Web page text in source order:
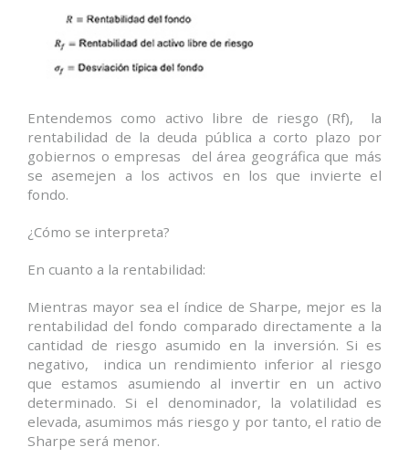
Entendemos como activo libre de riesgo (Rf), la
rentabilidad de la deuda pública a corto plazo por
gobiernos o empresas del área geográfica que más
se asemejen a los activos en los que invierte el
fondo.
¿Cómo se interpreta?
En cuanto a la rentabilidad:
Mientras mayor sea el índice de Sharpe, mejor es la
rentabilidad del fondo comparado directamente a la
cantidad de riesgo asumido en la inversión. Si es
negativo, indica un rendimiento inferior al riesgo
que estamos asumiendo al invertir en un activo
determinado. Si el denominador, la volatilidad es
elevada, asumimos más riesgo y por tanto, el ratio de
Sharpe será menor.